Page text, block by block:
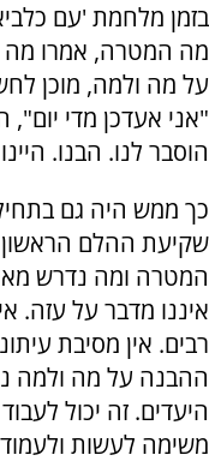
בזמן מלחמת 'עם
מה המטרה, אמרו מה
על מה ולמה, מוכן
"אני אעדכן מדי
הוסבר לנו. הבנו.
כך ממש היה גם
שקיעת ההלם הראשון
המטרה ומה נדרש
רבים. אין מסיבת
ההבנה על מה ולמה
היעדים. זה יכול
משימה לעשות